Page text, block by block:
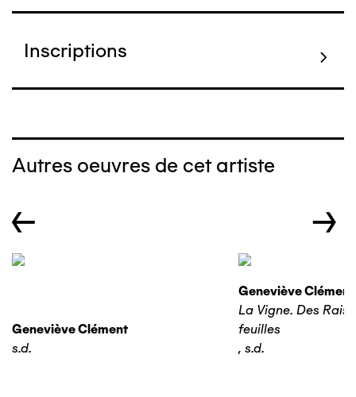
Inscriptions
Autres oeuvres de cet artiste
← →
Geneviève Clément
s.d.
Geneviève Clément
La Vigne. Des
feuilles
, s.d.